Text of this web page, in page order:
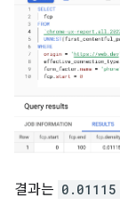
결과는 0.01115